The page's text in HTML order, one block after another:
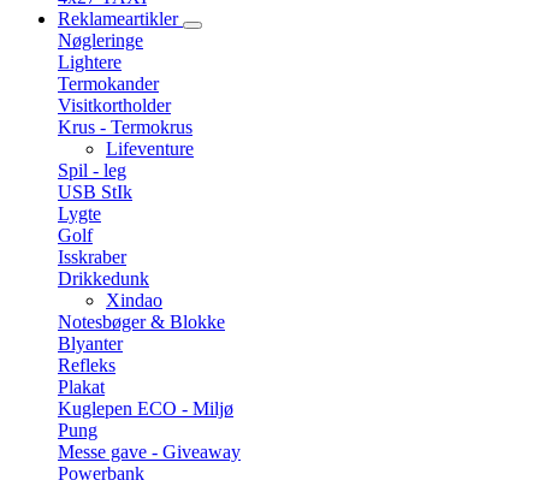
Reklameartikler
Nøgleringe
Lightere
Termokander
Visitkortholder
Krus - Termokrus
Lifeventure
Spil - leg
USB StIk
Lygte
Golf
Isskraber
Drikkedunk
Xindao
Notesbøger & Blokke
Blyanter
Refleks
Plakat
Kuglepen ECO - Miljø
Pung
Messe gave - Giveaway
Powerbank